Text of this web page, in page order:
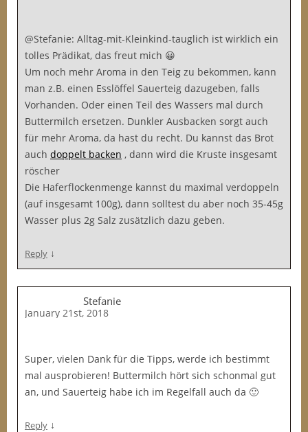
@Stefanie: Alltag-mit-Kleinkind-tauglich ist wirklich ein
tolles Prädikat, das freut mich 😀
Um noch mehr Aroma in den Teig zu bekommen, kann
man z.B. einen Esslöffel Sauerteig dazugeben, falls
Vorhanden. Oder einen Teil des Wassers mal durch
Buttermilch ersetzen. Dunkler Ausbacken sorgt auch
für mehr Aroma, da hast du recht. Du kannst das Brot
auch doppelt backen , dann wird die Kruste insgesamt
röscher
Die Haferflockenmenge kannst du maximal verdoppeln
(auf insgesamt 100g), dann solltest du aber noch 35-45g
Wasser plus 2g Salz zusätzlich dazu geben.
Reply ↓
Stefanie
January 21st, 2018
Super, vielen Dank für die Tipps, werde ich bestimmt
mal ausprobieren! Buttermilch hört sich schonmal gut
an, und Sauerteig habe ich im Regelfall auch da 🙂
Reply ↓